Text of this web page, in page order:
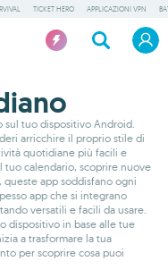
TICKET HERO APPLICAZIONI VPN
sul tuo dispositivo Android.
arricchire il proprio stile di
quotidiane più facili e
tuo calendario, scoprire nuove
app soddisfano ogni
app che si integrano
versatili e facili da usare.
dispositivo in base alle tue
a trasformare la tua
per scoprire cosa puoi